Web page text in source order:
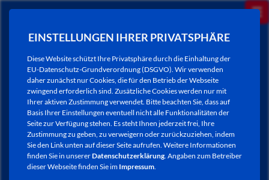
EINSTELLUNGEN IHRER PRIVATSPHÄRE
Diese Website schützt Ihre Privatsphäre durch die Einhaltung der
EU-Datenschutz-Grundverordnung (DSGVO). Wir verwenden
daher zunächst nur Cookies, die für den Betrieb der Webseite
zwingend erforderlich sind. Zusätzliche Cookies werden nur mit
Ihrer aktiven Zustimmung verwendet. Bitte beachten Sie, dass auf
Basis Ihrer Einstellungen eventuell nicht alle Funktionalitäten der
Seite zur Verfügung stehen. Es steht Ihnen jederzeit frei, Ihre
Zustimmung zu geben, zu verweigern oder zurückzuziehen, indem
Sie den Link unten auf dieser Seite aufrufen. Weitere Informationen
finden Sie in unsererDatenschutzerklärung. Angaben zum Betreiber
dieser Webseite finden Sie im Impressum.
NEWSLETTER / CITY LETTER